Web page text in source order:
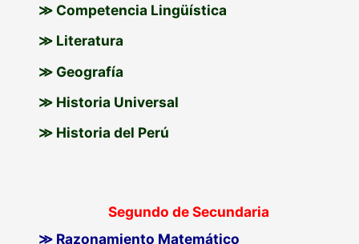
≫ Competencia Lingüística
≫ Literatura
≫ Geografía
≫ Historia Universal
≫ Historia del Perú
Segundo de Secundaria
≫ Razonamiento Matemático